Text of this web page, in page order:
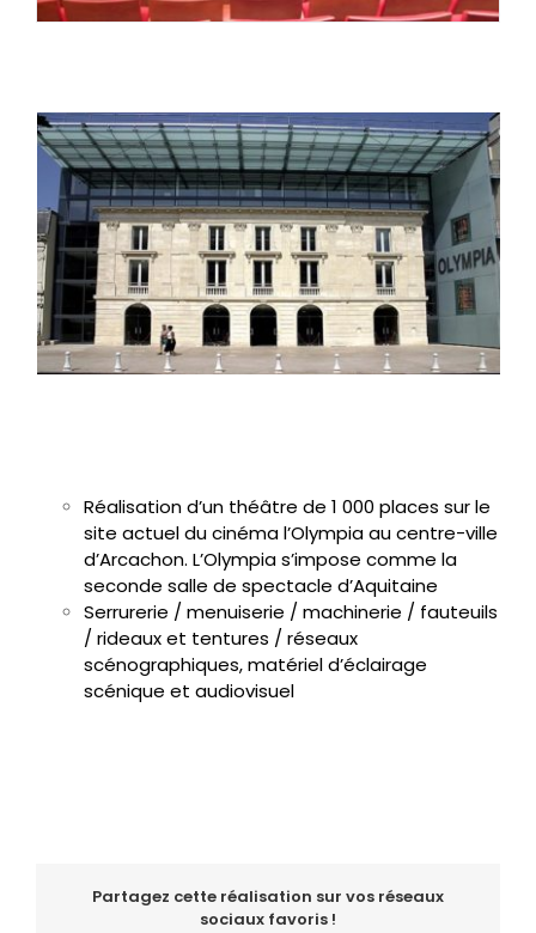
Réalisation d’un théâtre de 1 000 places sur le
site actuel du cinéma l’Olympia au centre-ville
d’Arcachon. L’Olympia s’impose comme la
seconde salle de spectacle d’Aquitaine
Serrurerie / menuiserie / machinerie / fauteuils
/ rideaux et tentures / réseaux
scénographiques, matériel d’éclairage
scénique et audiovisuel
Partagez cette réalisation sur vos réseaux
sociaux favoris !